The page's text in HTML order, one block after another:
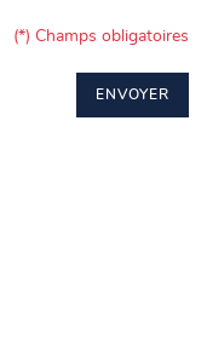
(*) Champs obligatoires
ENVOYER